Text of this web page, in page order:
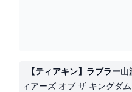
【ティアキン】ラブラー
ィアーズ オブ ザ キングダ